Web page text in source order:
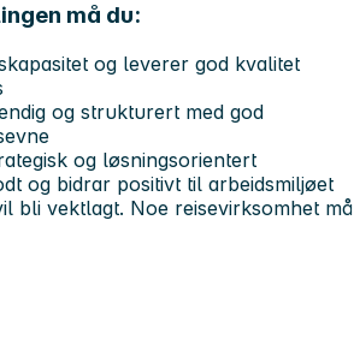
må du:
og leverer god kvalitet
og strukturert med god
og løsningsorientert
og bidrar positivt til arbeidsmiljøet
bli vektlagt. Noe reisevirksomhet må